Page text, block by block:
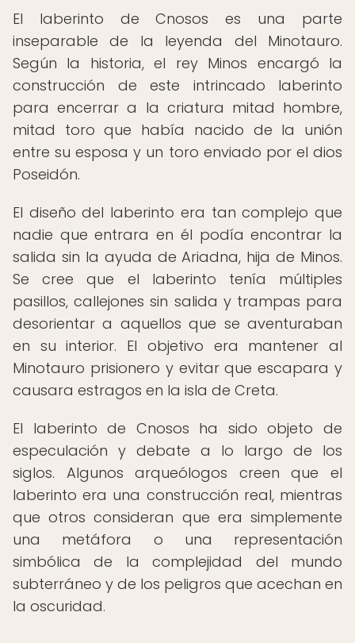
El laberinto de Cnosos es una parte
inseparable de la leyenda del Minotauro.
Según la historia, el rey Minos encargó la
construcción de este intrincado laberinto
para encerrar a la criatura mitad hombre,
mitad toro que había nacido de la unión
entre su esposa y un toro enviado por el dios
Poseidón.
El diseño del laberinto era tan complejo que
nadie que entrara en él podía encontrar la
salida sin la ayuda de Ariadna, hija de Minos.
Se cree que el laberinto tenía múltiples
pasillos, callejones sin salida y trampas para
desorientar a aquellos que se aventuraban
en su interior. El objetivo era mantener al
Minotauro prisionero y evitar que escapara y
causara estragos en la isla de Creta.
El laberinto de Cnosos ha sido objeto de
especulación y debate a lo largo de los
siglos. Algunos arqueólogos creen que el
laberinto era una construcción real, mientras
que otros consideran que era simplemente
una metáfora o una representación
simbólica de la complejidad del mundo
subterráneo y de los peligros que acechan en
la oscuridad.